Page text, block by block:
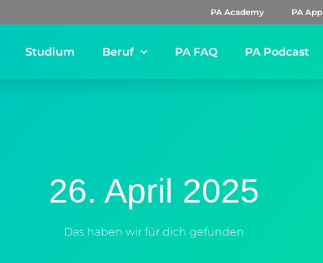
PA Academy PA App
Studium Beruf PA FAQ PA Podcast
26. April 2025
Das haben wir für dich gefunden